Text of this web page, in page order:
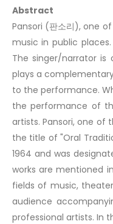
Abstract
Pansori (판소리), one
music in public
The singer/narrator
plays a
to the performance.
the performance of
artists. Pansori, one of
the title of "Oral
1964 and was
works are mentioned
fields of music,
audience
professional artists. In